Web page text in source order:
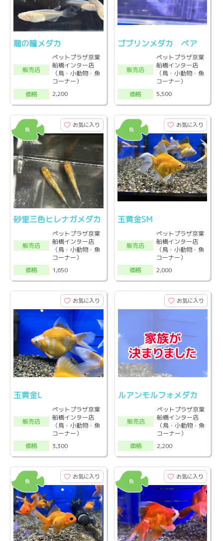
龍の瞳メダカ
販売店
ペットプラザ京葉
船橋インター店
（鳥・小動物・魚
コーナー）
価格
2,200
ゴブリンメダカ ペア
販売店
ペットプラザ京葉
船橋インター店
（鳥・小動物・魚
コーナー）
価格
5,500
お気に入り
砂里三色ヒレナガメダカ
販売店
ペットプラザ京葉
船橋インター店
（鳥・小動物・魚
コーナー）
価格
1,650
お気に入り
玉黄金SM
販売店
ペットプラザ京葉
船橋インター店
（鳥・小動物・魚
コーナー）
価格
2,000
お気に入り
玉黄金L
販売店
ペットプラザ京葉
船橋インター店
（鳥・小動物・魚
コーナー）
価格
3,300
お気に入り
ルアンモルフォメダカ
販売店
ペットプラザ京葉
船橋インター店
（鳥・小動物・魚
コーナー）
価格
2,200
お気に入り お気に入り